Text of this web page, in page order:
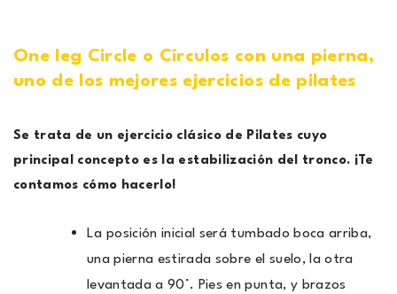
One leg Circle o Círculos con una pierna,
uno de los mejores ejercicios de pilates
Se trata de un ejercicio clásico de Pilates cuyo
principal concepto es la estabilización del tronco. ¡Te
contamos cómo hacerlo!
La posición inicial será tumbado boca arriba,
una pierna estirada sobre el suelo, la otra
levantada a 90°. Pies en punta, y brazos